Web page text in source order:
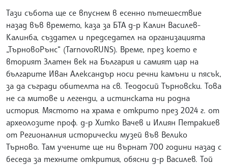
Тази събота ще се впуснем в есенно пътешествие
назад във времето, каза за БТА д-р Калин Василев-
Калинба, създател и председател на организацията
„ТърновоРънс“ (TarnovoRUNS). Време, през което е
вторият Златен век на България и самият цар на
българите Иван Александър носи речни камъни и пясък,
за да съгради обителта на св. Теодосий Търновски. Това
не са митове и легенди, а истинската ни родна
история. Мястото на храма е открито през 2024 г. от
археолозите проф. д-р Хитко Вачев и Илиян Петракиев
от Регионалния исторически музей във Велико
Търново. Там учените ще ни върнат 700 години назад с
беседа за техните открития, обясни д-р Василев. Той